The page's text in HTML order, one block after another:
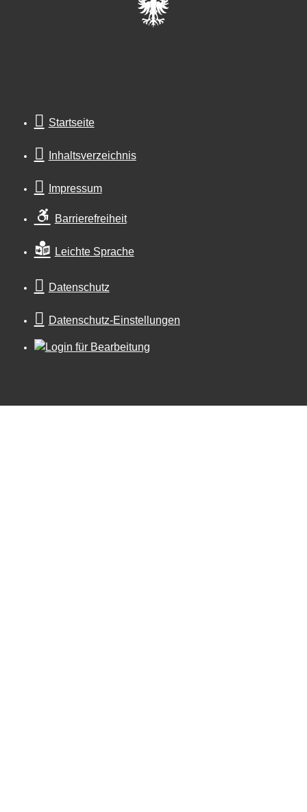
Startseite
Inhaltsverzeichnis
Impressum
Barrierefreiheit
Leichte Sprache
Datenschutz
Datenschutz-Einstellungen